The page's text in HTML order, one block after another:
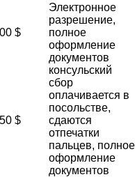
$
Электронное
разрешение,
полное
оформление
документов
$
консульский
сбор
оплачивается в
посольстве,
сдаются
отпечатки
пальцев, полное
оформление
документов